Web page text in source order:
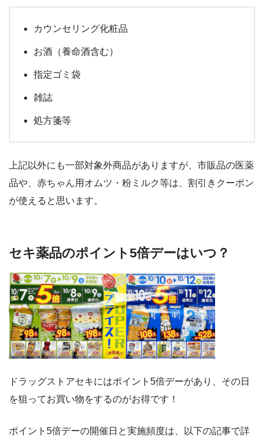
カウンセリング化粧品
お酒（養命酒含む）
指定ゴミ袋
雑誌
処方箋等
上記以外にも一部対象外商品がありますが、市販品の医薬
品や、赤ちゃん用オムツ・粉ミルク等は、割引きクーポン
が使えると思います。
セキ薬品のポイント5倍デーはいつ？
ドラッグストアセキにはポイント5倍デーがあり、その日
を狙ってお買い物をするのがお得です！
ポイント5倍デーの開催日と実施頻度は、以下の記事で詳